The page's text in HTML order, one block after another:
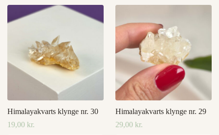
Himalayakvarts klynge nr. 30
19,00 kr.
Himalayakvarts klynge nr. 29
29,00 kr.